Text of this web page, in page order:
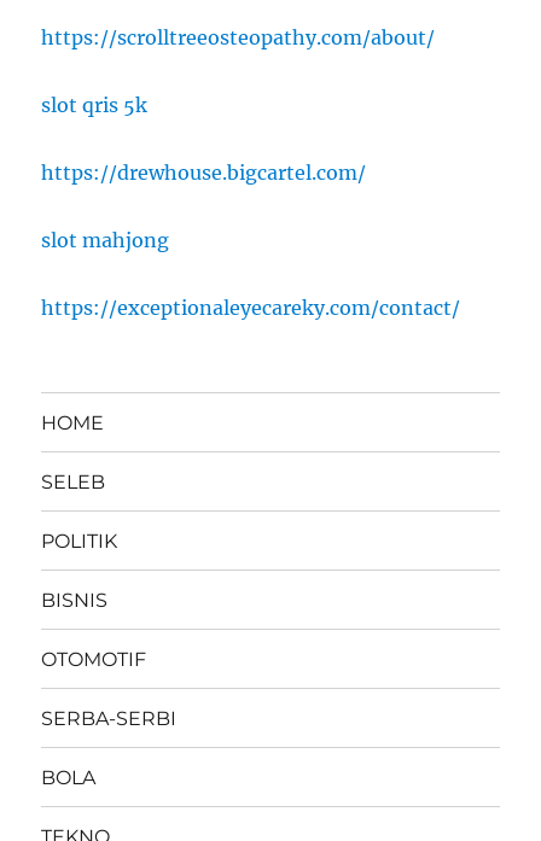
https://scrolltreeosteopathy.com/about/
slot qris 5k
https://drewhouse.bigcartel.com/
slot mahjong
https://exceptionaleyecareky.com/contact/
HOME
SELEB
POLITIK
BISNIS
OTOMOTIF
SERBA-SERBI
BOLA